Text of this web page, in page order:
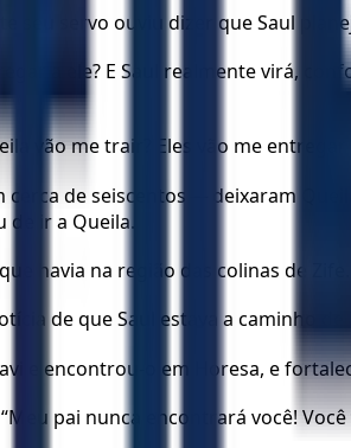
seu servo ouviu dizer que Saul
a ele? E Saul realmente virá,
vão me trair? Eles vão me
cerca de seiscentos — deixaram
de ir a Queila.
havia na região das colinas de
de que Saul estava a caminho de
e encontrou-o em Horesa, e
“Meu pai nunca encontrará você!